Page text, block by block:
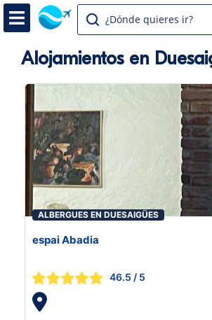
¿Dónde quieres ir?
Alojamientos en
ALBERGUES EN DUESAIGÜES
espai Abadia
46.5 / 5